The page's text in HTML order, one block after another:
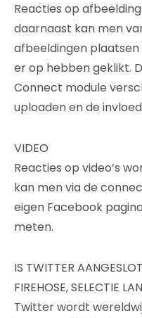
Reacties op
daarnaast kan men
afbeeldingen
er op hebben geklikt.
Connect module
uploaden en de
VIDEO
Reacties op video’s
kan men via de
eigen Facebook
meten.
IS TWITTER
FIREHOSE, SELECTIE
Twitter wordt